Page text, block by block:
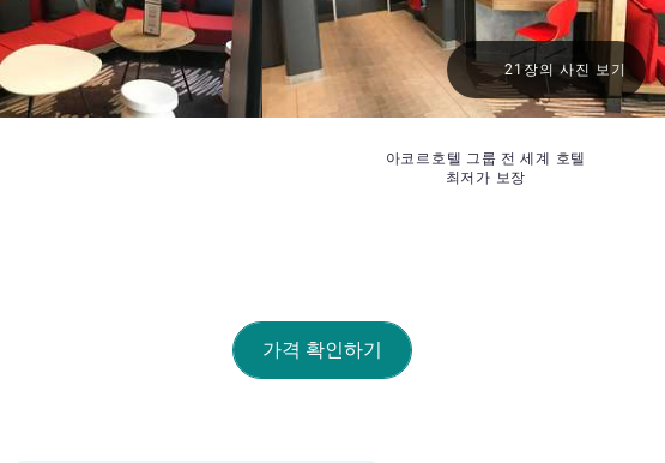
아코르호텔 그룹 전 세계 호텔
최저가 보장
21장의 사진 보기
가격 확인하기